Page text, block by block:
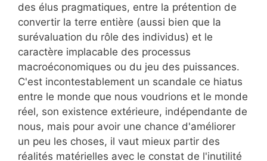
des élus pragmatiques, entre la prétention de
convertir la terre entière (aussi bien que la
surévaluation du rôle des individus) et le
caractère implacable des processus
macroéconomiques ou du jeu des puissances.
C'est incontestablement un scandale ce hiatus
entre le monde que nous voudrions et le monde
réel, son existence extérieure, indépendante de
nous, mais pour avoir une chance d'améliorer
un peu les choses, il vaut mieux partir des
réalités matérielles avec le constat de l'inutilité